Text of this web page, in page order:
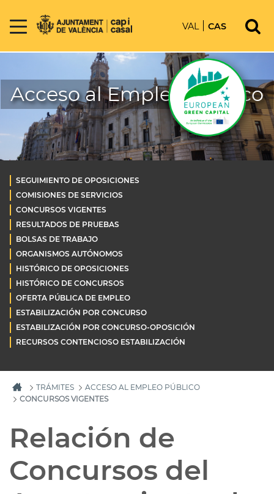
VAL CAS
Acceso al Empleo Público
SEGUIMIENTO DE OPOSICIONES
COMISIONES DE SERVICIOS
CONCURSOS VIGENTES
RESULTADOS DE PRUEBAS
BOLSAS DE TRABAJO
ORGANISMOS AUTÓNOMOS
HISTÓRICO DE OPOSICIONES
HISTÓRICO DE CONCURSOS
OFERTA PÚBLICA DE EMPLEO
ESTABILIZACIÓN POR CONCURSO
ESTABILIZACIÓN POR CONCURSO-OPOSICIÓN
RECURSOS CONTENCIOSO ESTABILIZACIÓN
TRÁMITES
ACCESO AL EMPLEO PÚBLICO
CONCURSOS VIGENTES
Relación de
Concursos del